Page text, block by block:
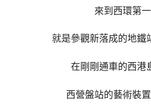
來到西環第一
就是參觀新落成的地鐵
在剛剛通車的西港
西營盤站的藝術裝